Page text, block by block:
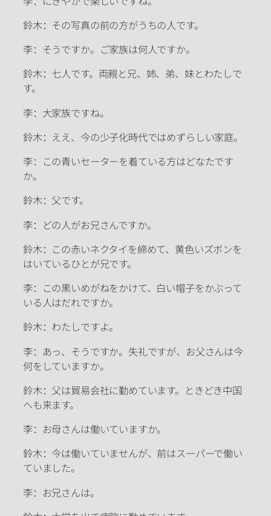
鈴木：その写真の前の方がうちの人です。
李：そうですか。ご家族は何人ですか。
鈴木：七人です。両親と兄、姉、弟、妹とわたしで
す。
李：大家族ですね。
鈴木：ええ、今の少子化時代ではめずらしい家庭。
李：この青いセーターを着ている方はどなたです
か。
鈴木：父です。
李：どの人がお兄さんですか。
鈴木：この赤いネクタイを締めて、黄色いズボンを
はいているひとが兄です。
李：この黒いめがねをかけて、白い帽子をかぶって
いる人はだれですか。
鈴木：わたしですよ。
李：あっ、そうですか。失礼ですが、お父さんは今
何をしていますか。
鈴木：父は貿易会社に勤めています。ときどき中国
へも来ます。
李：お母さんは働いていますか。
鈴木：今は働いていませんが、前はスーパーで働い
ていました。
李：お兄さんは。